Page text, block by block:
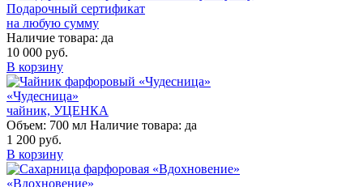
Подарочный сертификат
на любую сумму
Наличие товара: да
10 000 руб.
В корзину
«Чудесница»
чайник, УЦЕНКА
Объем: 700 мл Наличие товара: да
1 200 руб.
В корзину
«Вдохновение»